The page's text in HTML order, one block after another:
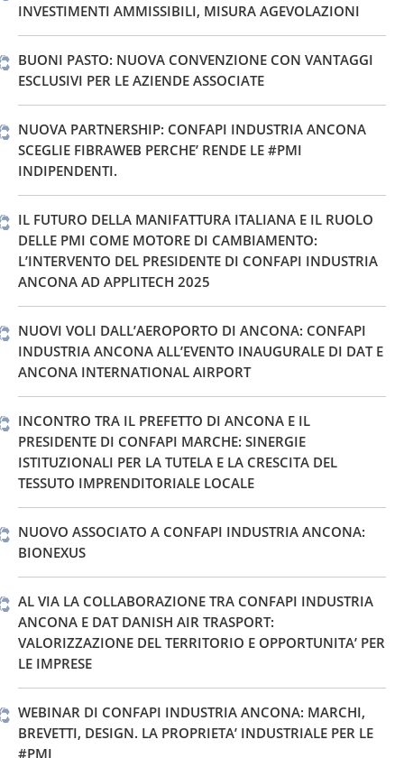
INVESTIMENTI AMMISSIBILI, MISURA AGEVOLAZIONI
BUONI PASTO: NUOVA CONVENZIONE CON VANTAGGI
ESCLUSIVI PER LE AZIENDE ASSOCIATE
NUOVA PARTNERSHIP: CONFAPI INDUSTRIA ANCONA
SCEGLIE FIBRAWEB PERCHE’ RENDE LE #PMI
INDIPENDENTI.
IL FUTURO DELLA MANIFATTURA ITALIANA E IL RUOLO
DELLE PMI COME MOTORE DI CAMBIAMENTO:
L’INTERVENTO DEL PRESIDENTE DI CONFAPI INDUSTRIA
ANCONA AD APPLITECH 2025
NUOVI VOLI DALL’AEROPORTO DI ANCONA: CONFAPI
INDUSTRIA ANCONA ALL’EVENTO INAUGURALE DI DAT E
ANCONA INTERNATIONAL AIRPORT
INCONTRO TRA IL PREFETTO DI ANCONA E IL
PRESIDENTE DI CONFAPI MARCHE: SINERGIE
ISTITUZIONALI PER LA TUTELA E LA CRESCITA DEL
TESSUTO IMPRENDITORIALE LOCALE
NUOVO ASSOCIATO A CONFAPI INDUSTRIA ANCONA:
BIONEXUS
AL VIA LA COLLABORAZIONE TRA CONFAPI INDUSTRIA
ANCONA E DAT DANISH AIR TRASPORT:
VALORIZZAZIONE DEL TERRITORIO E OPPORTUNITA’ PER
LE IMPRESE
WEBINAR DI CONFAPI INDUSTRIA ANCONA: MARCHI,
BREVETTI, DESIGN. LA PROPRIETA’ INDUSTRIALE PER LE
#PMI